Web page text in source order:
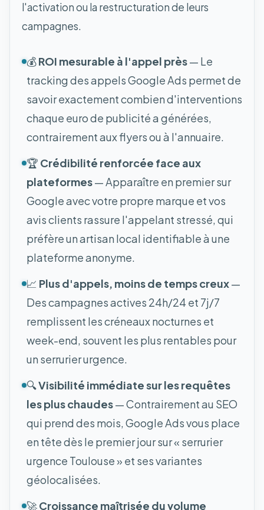
l'activation ou la restructuration de leurs
campagnes.
💰ROI mesurable à l'appel près— Le
tracking des appels Google Ads permet de
savoir exactement combien d'interventions
chaque euro de publicité a générées,
contrairement aux flyers ou à l'annuaire.
🏆 Crédibilité renforcée face aux
plateformes— Apparaître en premier sur
Google avec votre propre marque et vos
avis clients rassure l'appelant stressé, qui
préfère un artisan local identifiable à une
plateforme anonyme.
📈 Plus d'appels, moins de temps creux—
Des campagnes actives 24h/24 et 7j/7
remplissent les créneaux nocturnes et
week-end, souvent les plus rentables pour
un serrurier urgence.
🔍Visibilité immédiate sur les requêtes
les plus chaudes— Contrairement au SEO
qui prend des mois, Google Ads vous place
en tête dès le premier jour sur « serrurier
urgence Toulouse » et ses variantes
géolocalisées.
🚀Croissance maîtrisée du volume